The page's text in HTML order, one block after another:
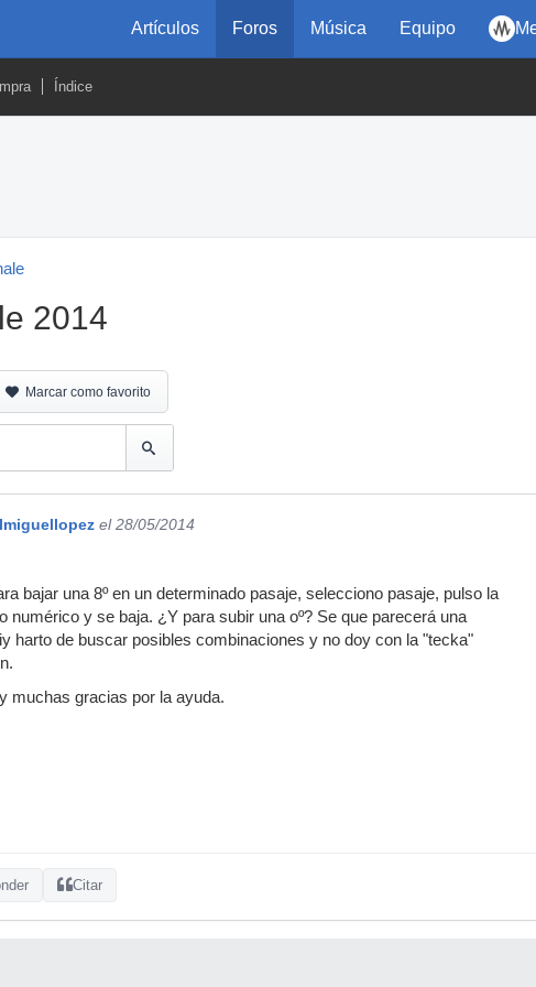
Artículos Foros Música Equipo
Índice
2014
Marcar como favorito
el 28/05/2014
bajar una 8º en un determinado pasaje, selecciono pasaje, pulso la
numérico y se baja. ¿Y para subir una oº? Se que parecerá una
harto de buscar posibles combinaciones y no doy con la "tecka"
muchas gracias por la ayuda.
Citar